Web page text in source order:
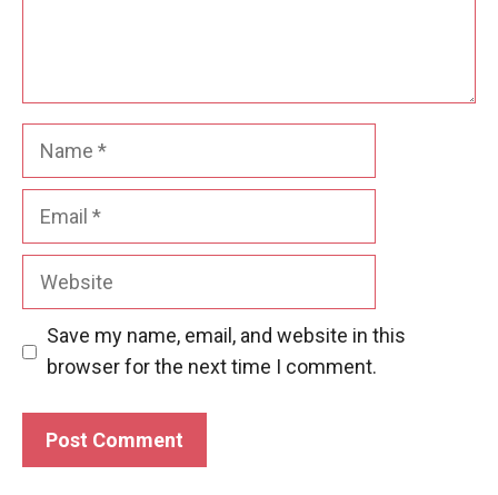
Website
Save my name, email, and website in this
browser for the next time I comment.